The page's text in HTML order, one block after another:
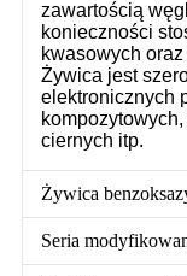
zawartością
konieczności
kwasowych
Żywica jest
elektronicznych
ciernych itp.
Żywica
Seria